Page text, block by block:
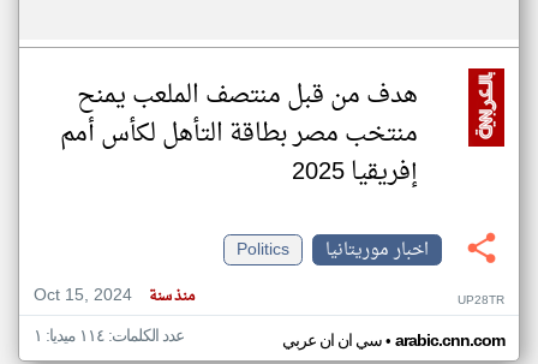
هدف من قبل منتصف الملعب يمنح
منتخب مصر بطاقة التأهل لكأس أمم
إفريقيا 2025
اخبار موريتانيا
Politics
Oct 15, 2024
منذ سنة UP28TR
سي ان ان عربي• arabic.cnn.com عدد الكلمات: ١١٤ ميديا: ١